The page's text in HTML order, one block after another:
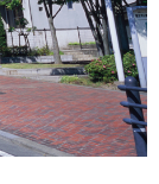
住まい1プ
住まい1プ
ラス（お
役立ちコ
ラム）